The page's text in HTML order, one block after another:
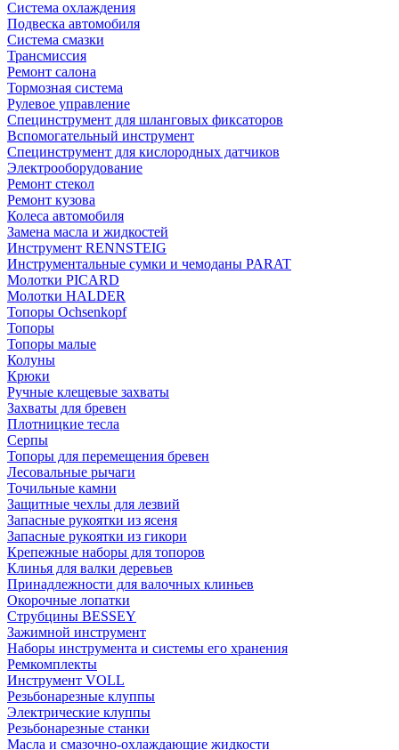
Система охлаждения
Подвеска автомобиля
Система смазки
Трансмиссия
Ремонт салона
Тормозная система
Рулевое управление
Специнструмент для шланговых фиксаторов
Вспомогательный инструмент
Специнструмент для кислородных датчиков
Электрооборудование
Ремонт стекол
Ремонт кузова
Колеса автомобиля
Замена масла и жидкостей
Инструмент RENNSTEIG
Инструментальные сумки и чемоданы PARAT
Молотки PICARD
Молотки HALDER
Топоры Ochsenkopf
Топоры
Топоры малые
Колуны
Крюки
Ручные клещевые захваты
Захваты для бревен
Плотницкие тесла
Серпы
Топоры для перемещения бревен
Лесовальные рычаги
Точильные камни
Защитные чехлы для лезвий
Запасные рукоятки из ясеня
Запасные рукоятки из гикори
Крепежные наборы для топоров
Клинья для валки деревьев
Принадлежности для валочных клиньев
Окорочные лопатки
Струбцины BESSEY
Зажимной инструмент
Наборы инструмента и системы его хранения
Ремкомплекты
Инструмент VOLL
Резьбонарезные клуппы
Электрические клуппы
Резьбонарезные станки
Масла и смазочно-охлаждающие жидкости